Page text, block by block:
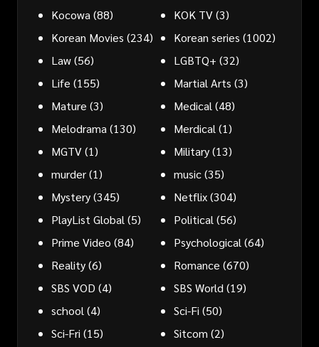
Kocowa (88) KOK TV(3)
Korean Movies (234) Korean series (1002)
Law(56) LGBTQ+ (32)
Life (155) Martial Arts (3)
Mature (3) Medical (48)
Melodrama (130) Merdical (1)
MGTV(1) Military(13)
murder(1) music(35)
Mystery(345) Netflix(304)
PlayList Global (5) Political (56)
Prime Video (84) Psychological (64)
Reality(6) Romance (670)
SBS VOD (4) SBS World (19)
school (4) Sci-Fi (50)
Sci-Fri (15) Sitcom (2)